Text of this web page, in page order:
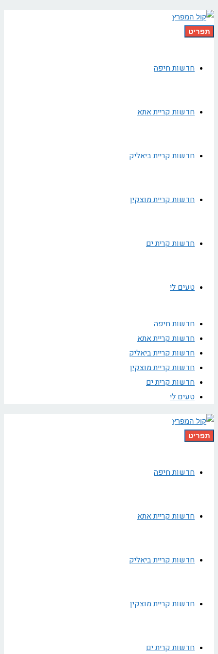
תפריט
חדשות חיפה
חדשות קריית אתא
חדשות קריית ביאליק
חדשות קריית מוצקין
חדשות קרית ים
טעים לי
חדשות חיפה
חדשות קריית אתא
חדשות קריית ביאליק
חדשות קריית מוצקין
חדשות קרית ים
טעים לי
תפריט
חדשות חיפה
חדשות קריית אתא
חדשות קריית ביאליק
חדשות קריית מוצקין
חדשות קרית ים